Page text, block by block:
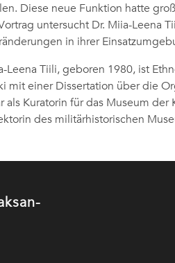
Diese neue Funktion hatte
untersucht Dr. Miia-Leena
in ihrer
Leena Tiili, geboren 1980, ist
mit einer Dissertation über die
als Kuratorin für das Museum
des militärhistorischen